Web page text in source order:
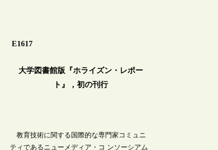
E1617
大学図書館版『ホライズン・レポー
ト』，初の刊行
教育技術に関する国際的な専門家コミュニ
ティであるニューメディア・コ ンソーシアム